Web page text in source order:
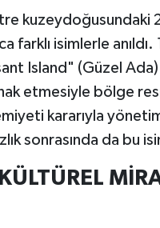
kuzeydoğusundaki
farklı isimlerle
Island" (Güzel
etmesiyle bölge
kararıyla
sonrasında da bu